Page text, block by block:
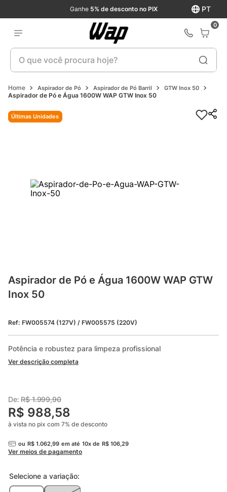
PT
Ganhe 5% de desconto no PIX
0
O que você procura hoje?
Aspirador de Pó Aspirador de Pó Barril GTW Inox 50
Aspirador de Pó e Água 1600W WAP GTW Inox 50
Últimas Unidades
Últimas Unidades
Aspirador de Pó e Água 1600W WAP GTW
Inox 50
Ref: FW005574 (127V) / FW005575 (220V)
Potência e robustez para limpeza profissional
Ver descrição completa
De:R$ 1.999,90
R$ 988,58
à vista no pix com 7% de desconto
ou R$ 1.062 99 em até 10x de R$ 106 29
Ver meios de pagamento
Selecione a variação: